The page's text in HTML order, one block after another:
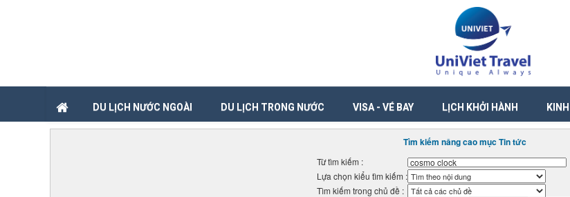
DU LỊCH NƯỚC NGOÀI DU LỊCH TRONG NƯỚC VISA - VÉ BAY LỊCH KHỞI HÀNH
Tìm kiếm nâng cao mục Tin tức
Từ tìm kiếm :
Lựa chọn kiểu tìm kiếm :
Tìm kiếm trong chủ đề :